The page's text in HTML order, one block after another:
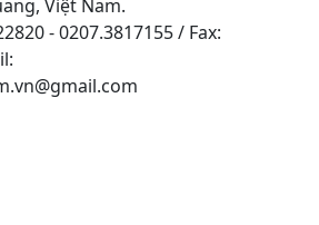
Việt Nam.
- 0207.3817155 / Fax: